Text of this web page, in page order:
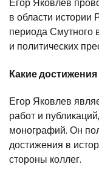
Егор Яковлев
в области истории
периода Смутного
и политических
Какие
Егор Яковлев
работ и
монографий. Он
достижения в
стороны коллег.